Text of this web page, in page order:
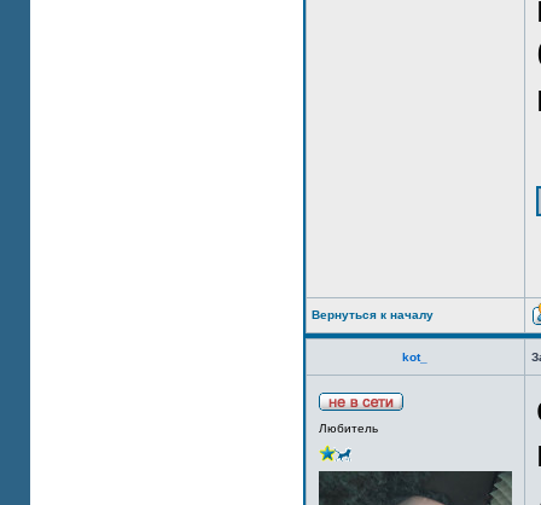
Вернуться к началу
kot_
Любитель